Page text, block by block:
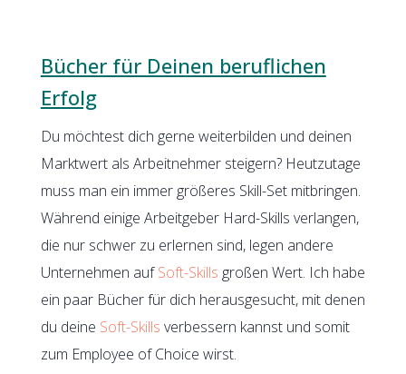
Bücher für Deinen beruflichen
Erfolg
Du möchtest dich gerne weiterbilden und deinen
Marktwert als Arbeitnehmer steigern? Heutzutage
muss man ein immer größeres Skill-Set mitbringen.
Während einige Arbeitgeber Hard-Skills verlangen,
die nur schwer zu erlernen sind, legen andere
Unternehmen aufSoft-Skills großen Wert. Ich habe
ein paar Bücher für dich herausgesucht, mit denen
du deine Soft-Skills verbessern kannst und somit
zum Employee of Choice wirst.